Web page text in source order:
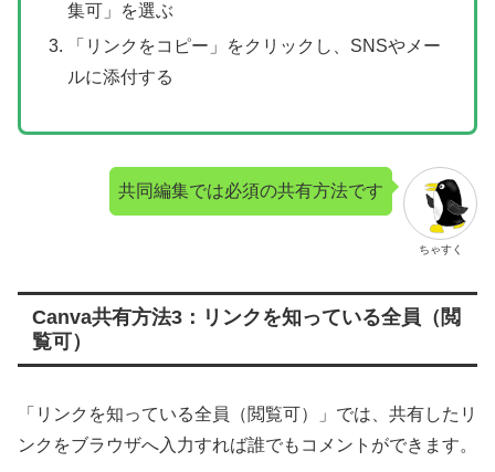
集可」を選ぶ
「リンクをコピー」をクリックし、SNSやメー
ルに添付する
ちゃすく
共同編集では必須の共有方法です
Canva共有方法3：リンクを知っている全員（閲
覧可）
「リンクを知っている全員（閲覧可）」では、共有したリ
ンクをブラウザへ入力すれば誰でもコメントができます。